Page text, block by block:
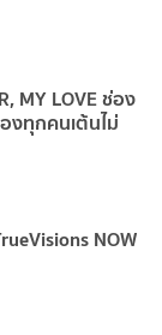
MY LOVE ช่อง
งทุกคนเต้นไม่
NOW